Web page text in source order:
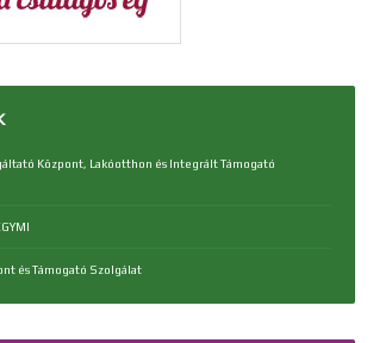
Központ, Lakóotthon és Integrált Támogató
és Támogató Szolgálat